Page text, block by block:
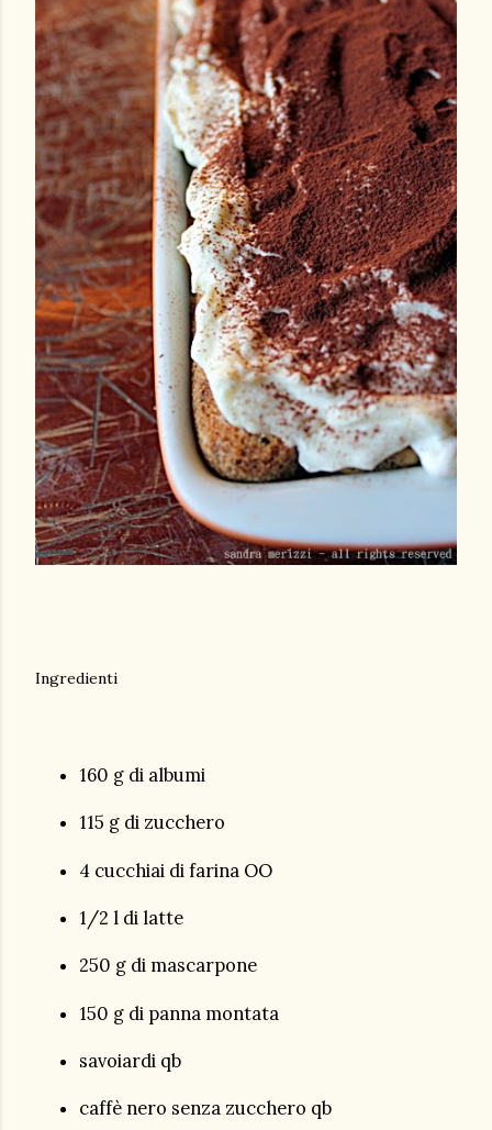
Ingredienti
160 g di albumi
115 g di zucchero
4 cucchiai di farina OO
1/2 l di latte
250 g di mascarpone
150 g di panna montata
savoiardi qb
caffè nero senza zucchero qb